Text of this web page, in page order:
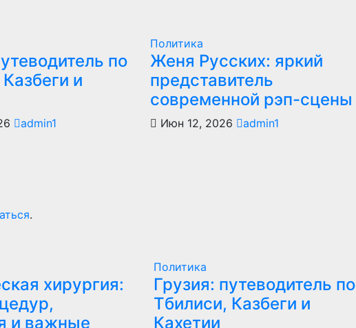
по
и
admin1
Политика
Женя Русских: яркий
представитель
современной рэп-сцены
Июн 12, 2026 admin1
.
хирургия:
и важные
Политика
Грузия: путеводитель по
Тбилиси, Казбеги и
Кахетии